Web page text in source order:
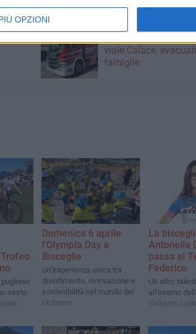
OPZIONI
viale Calace,
famiglie
sesto
Domenica 6 aprile
l’Olympia Day a
Bisceglie
Un’esperienza unica tra
divertimento, innovazione e
sostenibilità nel mondo del
ciclismo
La
Antonella
passa al
Federico
Un altro
all'interno
Ciclismo